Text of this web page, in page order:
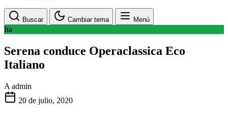
Buscar Cambiar tema Menú
Ita
Serena conduce Operaclassica Eco
Italiano
A admin
20 de julio, 2020